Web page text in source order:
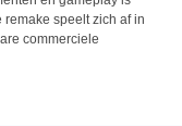
speelt zich af in
commerciele